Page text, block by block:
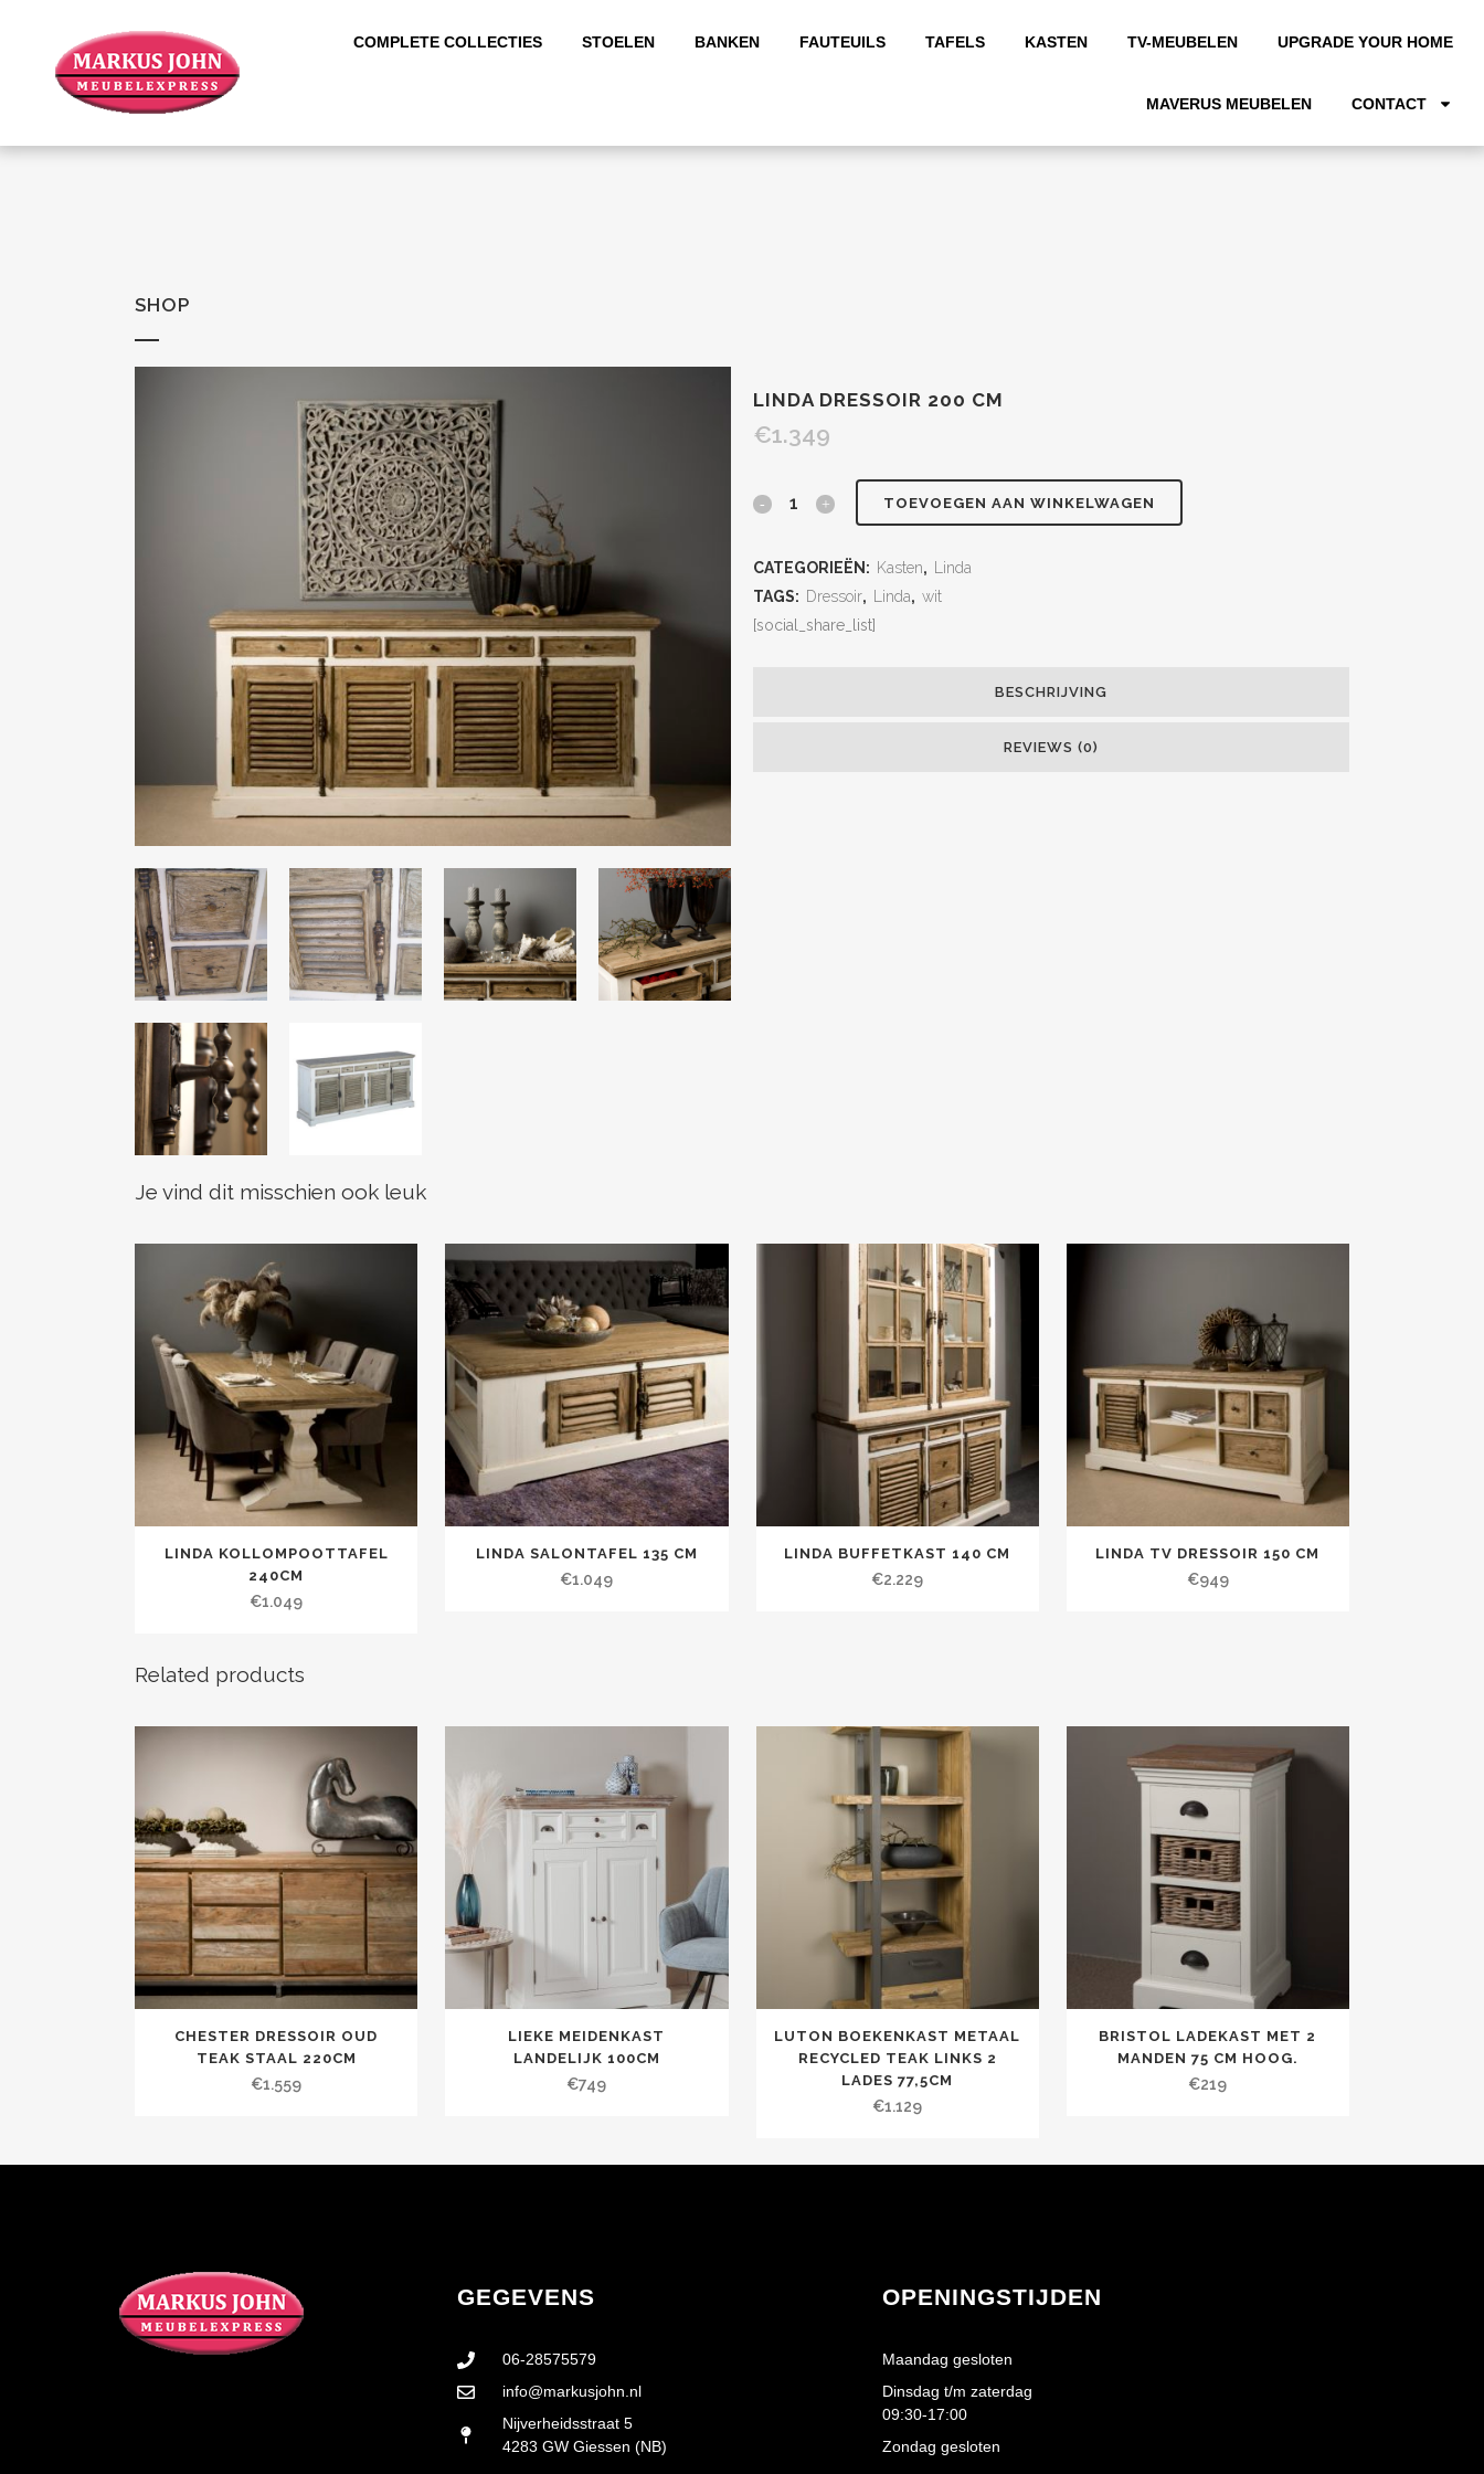
COMPLETE COLLECTIES STOELEN BANKEN FAUTEUILS TAFELS KASTEN TV-MEUBELEN UPGRADE YOUR HOME
MAVERUS MEUBELEN CONTACT
SHOP
LINDA DRESSOIR 200 CM
€1.349
TOEVOEGEN AAN WINKELWAGEN
CATEGORIEËN: Kasten,
Linda
TAGS: Dressoir, Linda, wit
[social_share_list]
BESCHRIJVING
REVIEWS (0)
Je vind dit misschien ook leuk
LINDA KOLLOMPOOTTAFEL
240CM
€1.049
LINDA SALONTAFEL 135 CM
€1.049
LINDA BUFFETKAST 140 CM
€2.229
LINDA TV DRESSOIR 150 CM
€949
Related products
CHESTER DRESSOIR OUD
TEAK STAAL 220CM
€1.559
LIEKE MEIDENKAST
LANDELIJK 100CM
€749
LUTON BOEKENKAST METAAL
RECYCLED TEAK LINKS 2
LADES 77,5CM
€1.129
BRISTOL LADEKAST MET 2
MANDEN 75 CM HOOG.
€219
GEGEVENS
06-28575579
info@markusjohn.nl
Nijverheidsstraat 5
4283 GW Giessen (NB)
OPENINGSTIJDEN
Maandag gesloten
Dinsdag t/m zaterdag
09:30-17:00
Zondag gesloten